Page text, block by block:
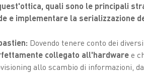
quali sono le principali
e implementare la serializzazione
Dovendo tenere conto dei
collegato all'hardware e
allo scambio di informazioni,